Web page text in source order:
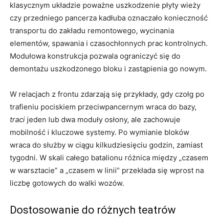
klasycznym układzie poważne uszkodzenie płyty wieży
czy przedniego pancerza kadłuba oznaczało konieczność
transportu do zakładu remontowego, wycinania
elementów, spawania i czasochłonnych prac kontrolnych.
Modułowa konstrukcja pozwala ograniczyć się do
demontażu uszkodzonego bloku i zastąpienia go nowym.
W relacjach z frontu zdarzają się przykłady, gdy czołg po
trafieniu pociskiem przeciwpancernym wraca do bazy,
traci jeden lub dwa moduły osłony, ale zachowuje
mobilność i kluczowe systemy. Po wymianie bloków
wraca do służby w ciągu kilkudziesięciu godzin, zamiast
tygodni. W skali całego batalionu różnica między „czasem
w warsztacie” a „czasem w linii” przekłada się wprost na
liczbę gotowych do walki wozów.
Dostosowanie do różnych teatrów